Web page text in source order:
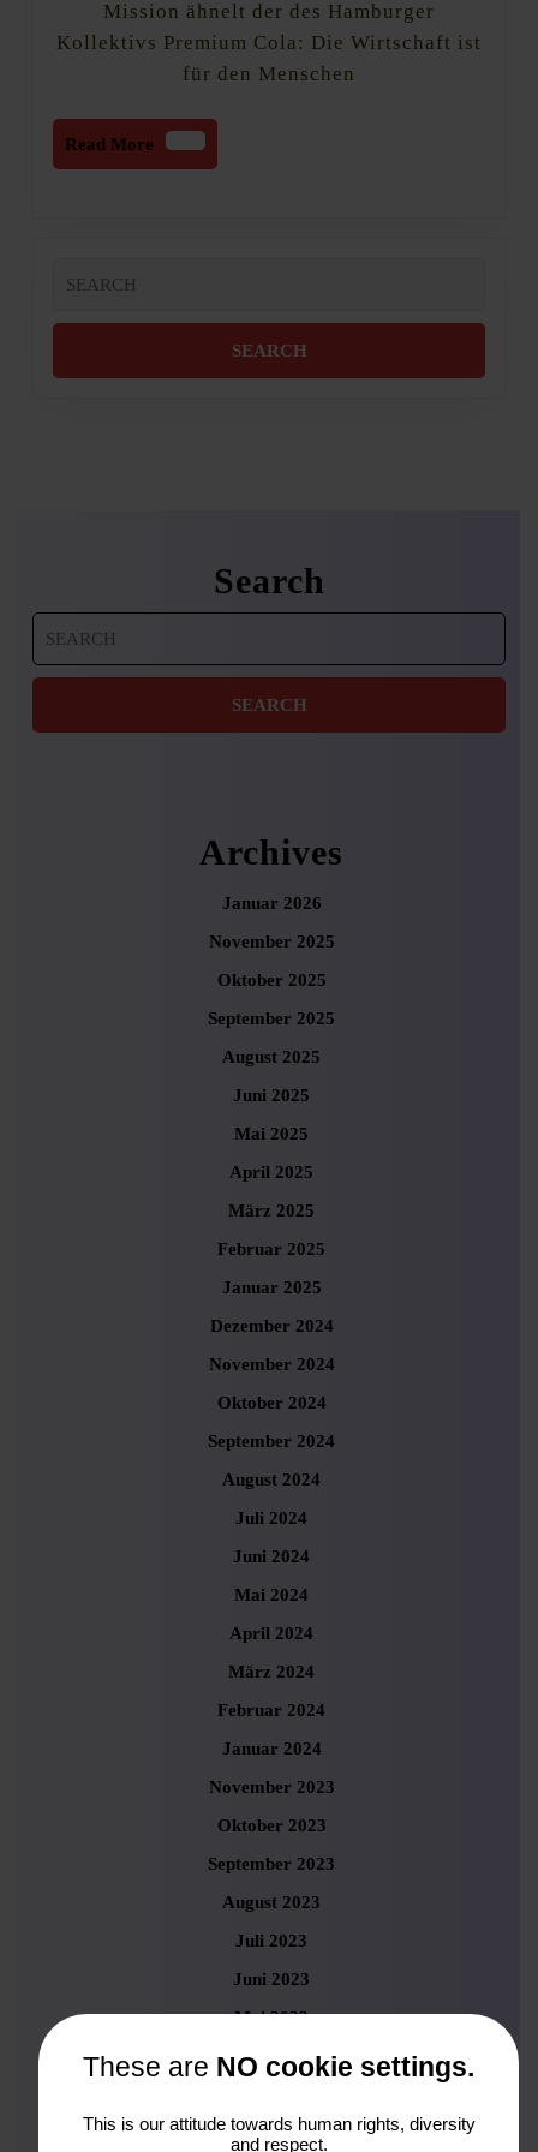
Nische
Mission ähnelt der des Hamburger
Kollektivs Premium Cola: Die Wirtschaft ist
für den Menschen
Read More
Read
More
for:
Search
for:
Archives
Januar 2026
November 2025
Oktober 2025
September 2025
August 2025
Juni 2025
Mai 2025
April 2025
März 2025
Februar 2025
Januar 2025
Dezember 2024
November 2024
Oktober 2024
September 2024
August 2024
Juli 2024
Juni 2024
Mai 2024
April 2024
März 2024
Februar 2024
Januar 2024
November 2023
Oktober 2023
September 2023
August 2023
Juli 2023
Juni 2023
Mai 2023
April 2023
Februar 2023
These are NO cookie settings.
This is our attitude towards human rights, diversity
and respect.